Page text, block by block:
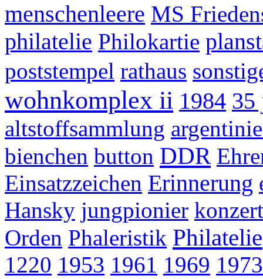
menschenleere MS
philatelie Philokartie
poststempel rathaus
wohnkomplex ii 1984 35
altstoffsammlung
bienchen button DDR
Einsatzzeichen Erinnerung
Hansky jungpionier konzert
Orden Phaleristik Philatelie
1220 1953 1961 1969 1973